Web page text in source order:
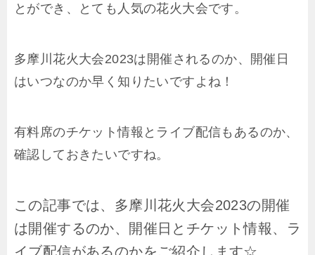
とができ、とても人気の花火大会です。
多摩川花火大会2023は開催されるのか、開催日
はいつなのか早く知りたいですよね！
有料席のチケット情報とライブ配信もあるのか、
確認しておきたいですね。
この記事では、多摩川花火大会2023の開催
は開催するのか、開催日とチケット情報、ラ
イブ配信があるのかをご紹介します☆